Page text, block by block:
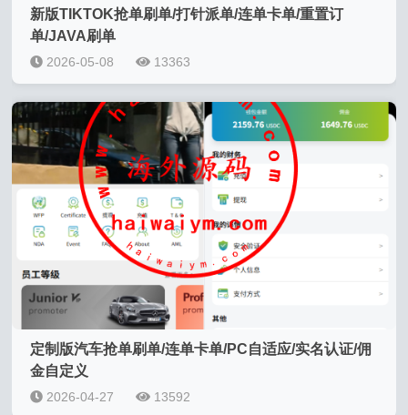
新版TIKTOK抢单刷单/打针派单/连单卡单/重置订
单/JAVA刷单
2026-05-08 13363
定制版汽车抢单刷单/连单卡单/PC自适应/实名认证/佣
金自定义
2026-04-27 13592